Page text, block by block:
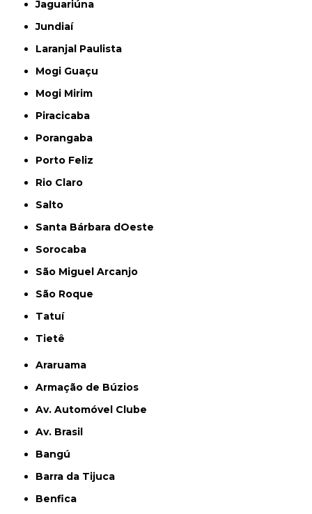
Jaguariúna
Jundiaí
Laranjal Paulista
Mogi Guaçu
Mogi Mirim
Piracicaba
Porangaba
Porto Feliz
Rio Claro
Salto
Santa Bárbara dOeste
Sorocaba
São Miguel Arcanjo
São Roque
Tatuí
Tietê
Araruama
Armação de Búzios
Av. Automóvel Clube
Av. Brasil
Bangú
Barra da Tijuca
Benfica